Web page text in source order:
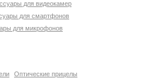
для видеокамер
для смартфонов
для микрофонов
Оптические прицелы